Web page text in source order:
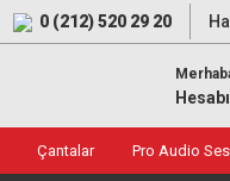
0 (212) 520 29 20
Çantalar Pro Audio Ses